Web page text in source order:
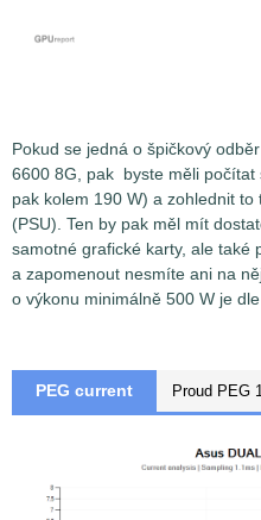
Pokud se jedná o špičkový
6600 8G, pak byste měli počítat
pak kolem 190 W) a zohlednit
(PSU). Ten by pak měl mít
samotné grafické karty, ale také
a zapomenout nesmíte ani na
o výkonu minimálně 500 W je
PEG current